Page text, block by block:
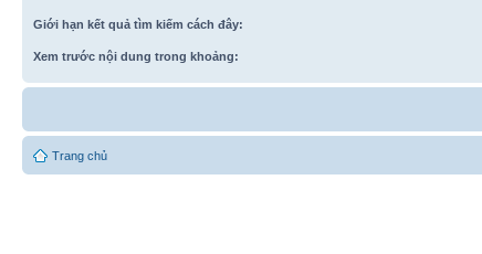
Giới hạn kết quả tìm kiếm cách đây:
Xem trước nội dung trong khoảng:
Trang chủ